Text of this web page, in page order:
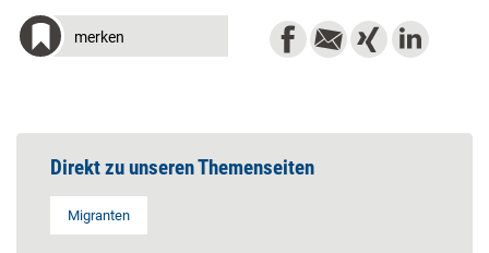
merken
Direkt zu unseren Themenseiten
Migranten